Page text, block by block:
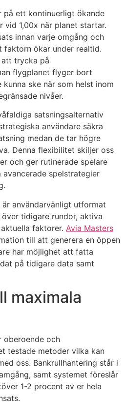
på ett kontinuerligt ökande
1,00x när planet startar.
innan varje omgång och
faktorn ökar under realtid.
trycka på
flygplanet flyger bort
ske när som helst inom
nivåer.
satsningsalternativ
användare säkra
medan de tar högre
Denna flexibilitet skiljer oss
och ger rutinerade spelare
spelstrategier
användarvänligt utformat
tidigare rundor, aktiva
faktorer. Avia Masters
till att generera en öppen
har möjlighet att fatta
på tidigare data samt
maximala
oberoende och
testade metoder vilka kan
oss. Bankrullhantering står i
samt systemet föreslår
1-2 procent av er hela